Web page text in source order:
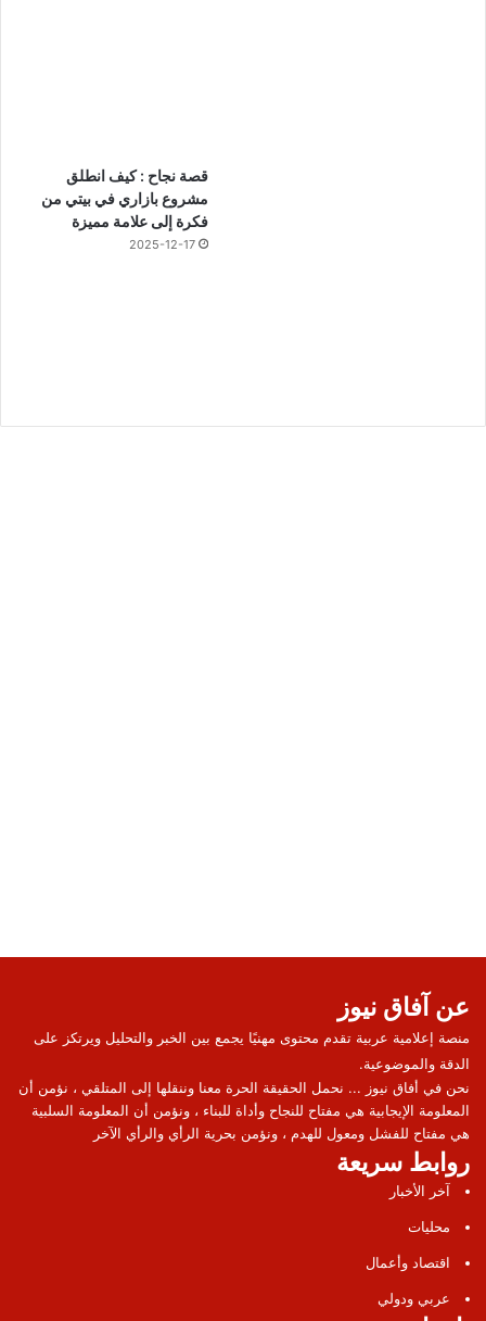
قصة نجاح : كيف انطلق
مشروع بازاري في بيتي من
فكرة إلى علامة مميزة
2025-12-17
عن آفاق نيوز
منصة إعلامية عربية تقدم محتوى مهنيًا يجمع بين الخبر والتحليل ويرتكز على
الدقة والموضوعية.
نحن في أفاق نيوز ... نحمل الحقيقة الحرة معنا وننقلها إلى المتلقي ، نؤمن أن
المعلومة الإيجابية هي مفتاح للنجاح وأداة للبناء ، ونؤمن أن المعلومة السلبية
هي مفتاح للفشل ومعول للهدم ، ونؤمن بحرية الرأي والرأي الآخر
روابط سريعة
آخر الأخبار
محليات
اقتصاد وأعمال
عربي ودولي